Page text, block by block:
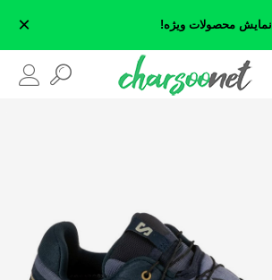
نمایش محصولات ویژه! ×